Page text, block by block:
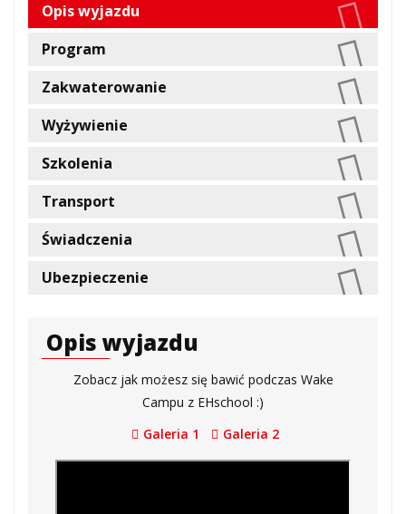
Opis wyjazdu
Program
Zakwaterowanie
Wyżywienie
Szkolenia
Transport
Świadczenia
Ubezpieczenie
Opis wyjazdu
Zobacz jak możesz się bawić podczas Wake
Campu z EHschool :)
Galeria 1
Galeria 2